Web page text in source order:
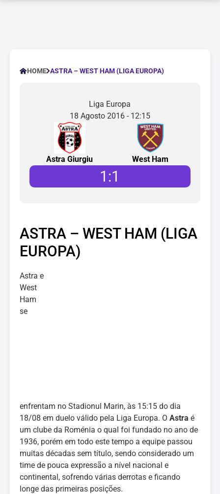
HOME ASTRA – WEST HAM (LIGA EUROPA)
Liga Europa
18 Agosto 2016 - 12:15
Astra Giurgiu West Ham
1 :1
ASTRA – WEST HAM (LIGA
EUROPA)
Astra e
West
Ham
se
enfrentam no Stadionul Marin, às 15:15 do dia
18/08 em duelo válido pela Liga Europa. O Astra é
um clube da Roménia o qual foi fundado no ano de
1936, porém em todo este tempo a equipe passou
muitas décadas sem título, sendo considerado um
time de pouca expressão a nível nacional e
continental, sofrendo várias derrotas e ficando
longe das primeiras posições.